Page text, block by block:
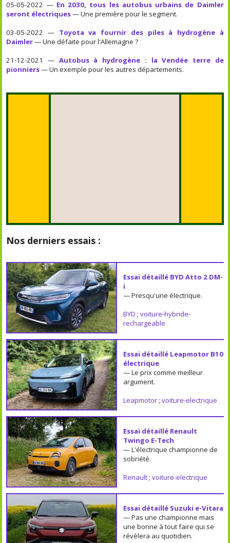
05-05-2022 — En 2030, tous les autobus urbains de Daimler
seront électriques— Une première pour le segment.
03-05-2022 — Toyota va fournir des piles à hydrogène à
Daimler— Une défaite pour l'Allemagne ?
21-12-2021 — Autobus à hydrogène : la Vendée terre de
pionniers— Un exemple pour les autres départements.
Nos derniers essais :
Essai détaillé BYD Atto 2 DM-
i
— Presqu'une électrique.
BYD ; voiture-hybride-
rechargeable
Essai détaillé Leapmotor B10
électrique
— Le prix comme meilleur
argument.
Leapmotor; voiture-electrique
Essai détaillé Renault
Twingo E-Tech
— L'électrique championne de
sobriété.
Renault; voiture-electrique
Essai détaillé Suzuki e-Vitara
— Pas une championne mais
une bonne à tout faire qui se
révèlera au quotidien.